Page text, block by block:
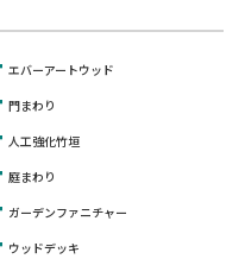
エバーアートウッド
門まわり
人工強化竹垣
庭まわり
ガーデンファニチャー
ウッドデッキ